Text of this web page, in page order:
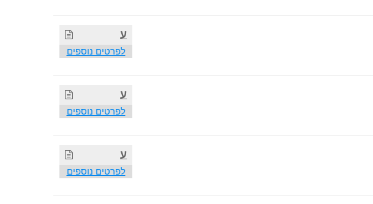
ע
לפרטים נוספים
ע
לפרטים נוספים
ע
לפרטים נוספים